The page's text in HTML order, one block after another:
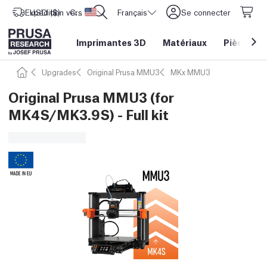
Expédition vers Etats-Unis d'Amérique
USD ($) CORE One L: Maintenant en stock ! Français Se connecter
Imprimantes 3D Matériaux Pièces&
Upgrades Original Prusa MMU3 MKx MMU3
Original Prusa MMU3 (for
MK4S/MK3.9S) - Full kit